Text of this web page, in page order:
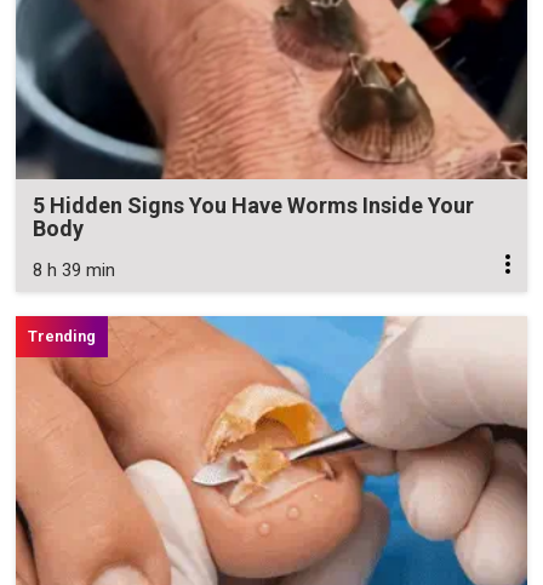
5 Hidden Signs You Have Worms Inside Your
Body
8 h 39 min